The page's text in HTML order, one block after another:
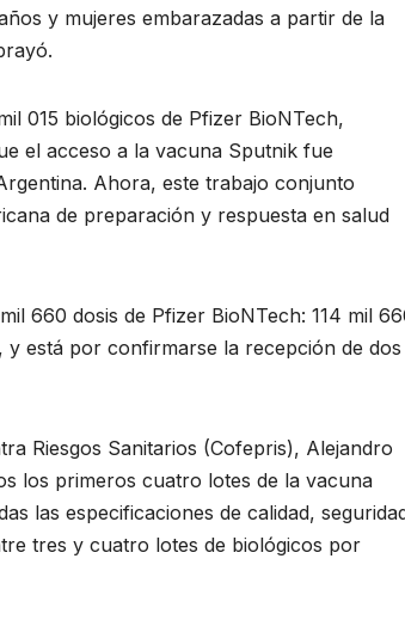
y mujeres embarazadas a partir de la
015 biológicos de Pfizer BioNTech,
el acceso a la vacuna Sputnik fue
Ahora, este trabajo conjunto
de preparación y respuesta en salud
660 dosis de Pfizer BioNTech: 114 mil
y está por confirmarse la recepción de dos
Riesgos Sanitarios (Cofepris), Alejandro
los primeros cuatro lotes de la vacuna
las especificaciones de calidad,
tres y cuatro lotes de biológicos por